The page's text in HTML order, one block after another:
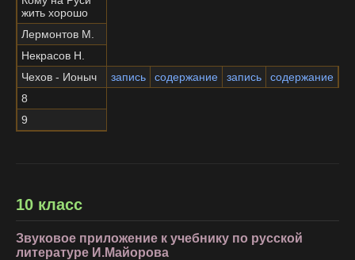
жить хорошо
Лермонтов М.
Некрасов Н.
Чехов - Ионыч
запись содержание запись
содержание
8
9
10 класс
Звуковое приложение к учебнику по русской
литературе И.Майорова